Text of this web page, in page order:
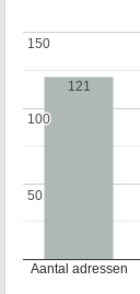
Aantal adressen
50
50
100
100
150
150
121